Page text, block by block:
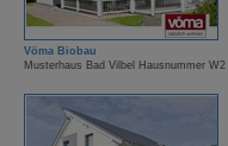
Vöma Biobau
Musterhaus Bad Vilbel Hausnummer W2